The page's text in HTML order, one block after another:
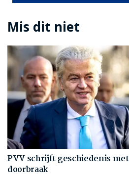
Mis dit niet
PVV schrijft geschiedenis
doorbraak